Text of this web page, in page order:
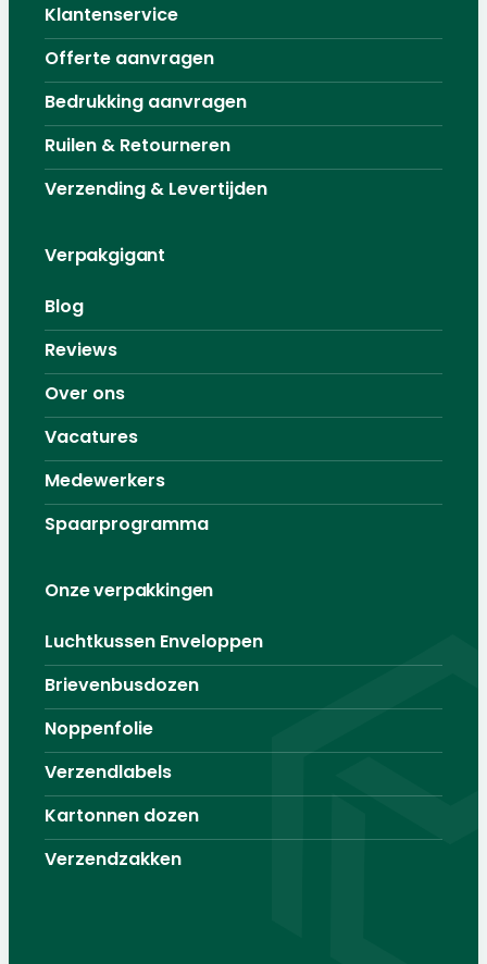
Klantenservice
Offerte aanvragen
Bedrukking aanvragen
Ruilen & Retourneren
Verzending & Levertijden
Verpakgigant
Blog
Reviews
Over ons
Vacatures
Medewerkers
Spaarprogramma
Onze verpakkingen
Luchtkussen Enveloppen
Brievenbusdozen
Noppenfolie
Verzendlabels
Kartonnen dozen
Verzendzakken